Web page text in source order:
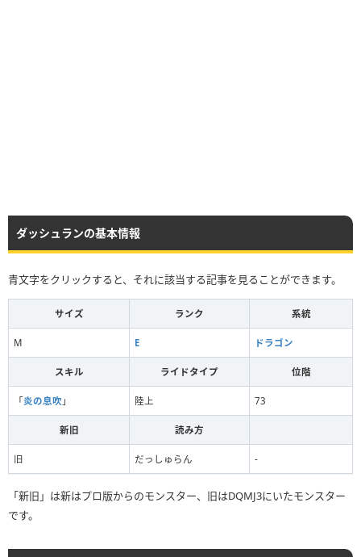
ダッシュランの基本情報
青文字をクリックすると、それに該当する記事を見ることができます。
サイズ ランク 系統
M E ドラゴン
スキル ライドタイプ 位階
「炎の息吹 」 陸上 73
新旧 読み方
旧 だっしゅらん -
「新旧」は新はプロ版からのモンスター、旧はDQMJ3にいたモンスター
です。